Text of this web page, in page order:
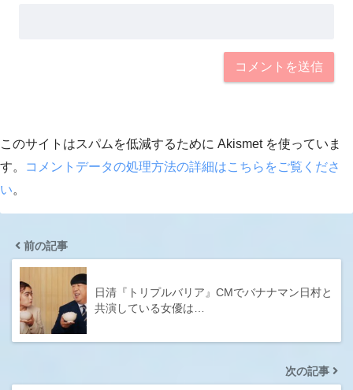
このサイトはスパムを低減するために Akismet を使っていま
す。
コメントデータの処理方法の詳細はこちらをご覧くださ
い。
前の記事
日清『トリプルバリア』CMでバナナマン日村と
共演している女優は…
次の記事